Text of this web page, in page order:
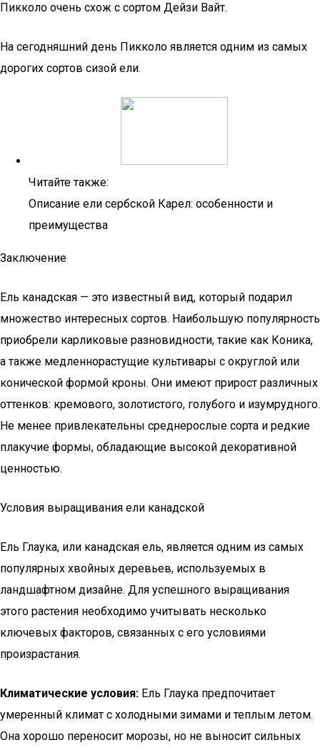
Пикколо очень схож с сортом Дейзи Вайт.
На сегодняшний день Пикколо является одним из самых
дорогих сортов сизой ели.
Читайте также:
Описание ели сербской Карел: особенности и
преимущества
Заключение
Ель канадская — это известный вид, который подарил
множество интересных сортов. Наибольшую популярность
приобрели карликовые разновидности, такие как Коника,
а также медленнорастущие культивары с округлой или
конической формой кроны. Они имеют прирост различных
оттенков: кремового, золотистого, голубого и изумрудного.
Не менее привлекательны среднерослые сорта и редкие
плакучие формы, обладающие высокой декоративной
ценностью.
Условия выращивания ели канадской
Ель Глаука, или канадская ель, является одним из самых
популярных хвойных деревьев, используемых в
ландшафтном дизайне. Для успешного выращивания
этого растения необходимо учитывать несколько
ключевых факторов, связанных с его условиями
произрастания.
Климатические условия: Ель Глаука предпочитает
умеренный климат с холодными зимами и теплым летом.
Она хорошо переносит морозы, но не выносит сильных